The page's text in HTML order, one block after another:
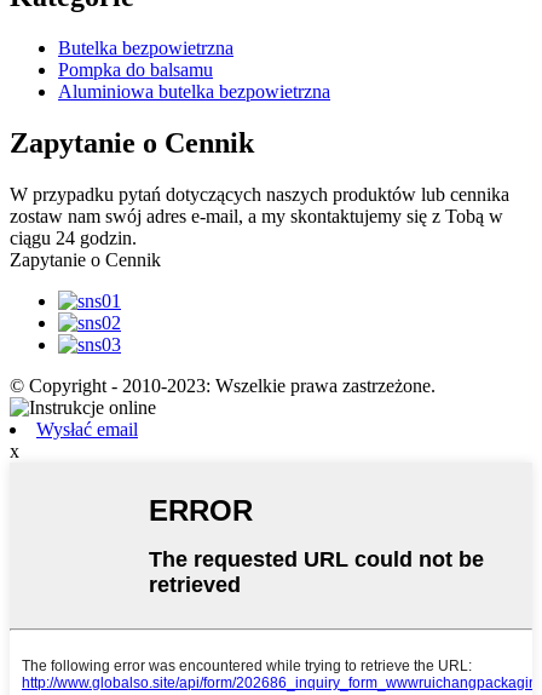
Butelka bezpowietrzna
Pompka do balsamu
Aluminiowa butelka bezpowietrzna
Zapytanie o Cennik
W przypadku pytań dotyczących naszych produktów lub cennika
zostaw nam swój adres e-mail, a my skontaktujemy się z Tobą w
ciągu 24 godzin.
Zapytanie o Cennik
© Copyright - 2010-2023: Wszelkie prawa zastrzeżone.
Wysłać email
x